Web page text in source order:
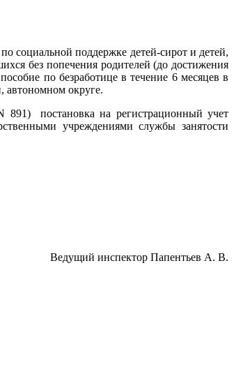
социальной поддержке детей-сирот и детей,
без попечения родителей (до достижения
по безработице в течение 6 месяцев в
автономном округе.
891) постановка на регистрационный учет
учреждениями службы занятости
Ведущий инспектор Папентьев А. В.